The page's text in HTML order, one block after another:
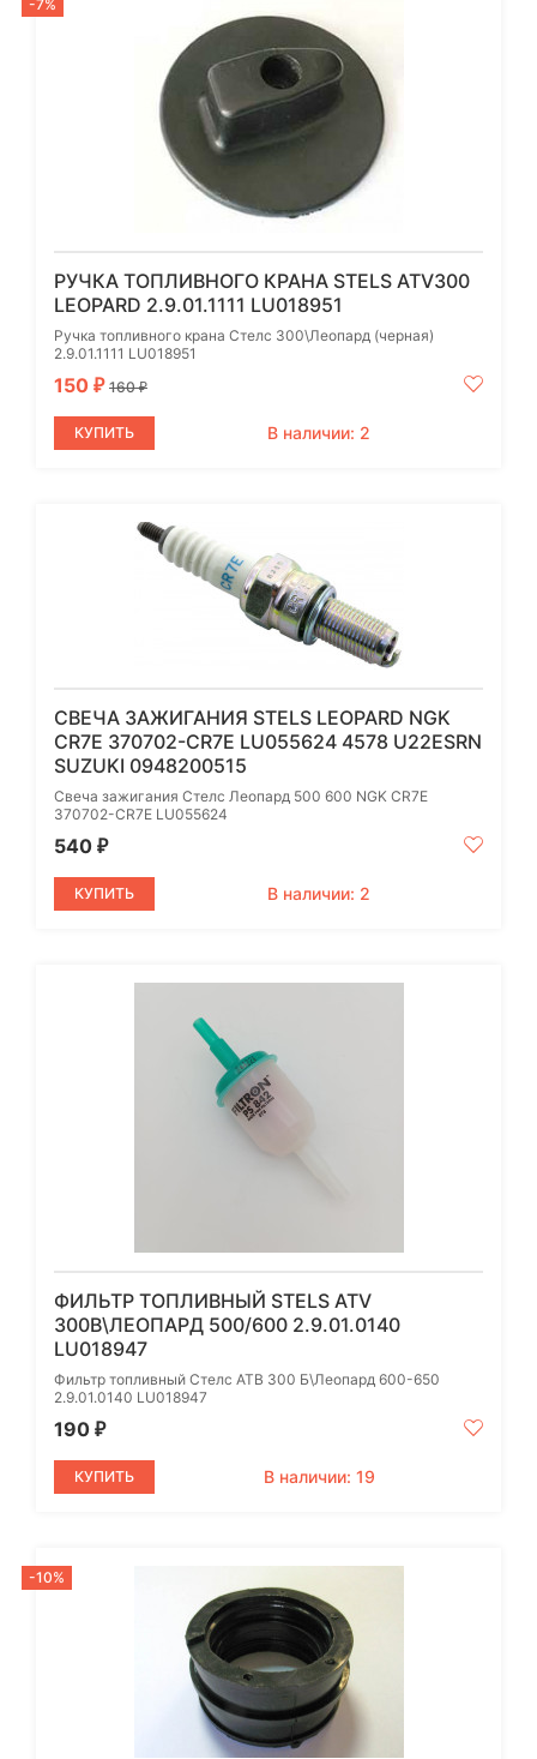
-7%
РУЧКА ТОПЛИВНОГО КРАНА STELS ATV300
LEOPARD 2.9.01.1111 LU018951
Ручка топливного крана Стелс 300\Леопард (черная)
2.9.01.1111 LU018951
150 ₽ 160₽
КУПИТЬ В наличии: 2
СВЕЧА ЗАЖИГАНИЯ STELS LEOPARD NGK
CR7E 370702-CR7E LU055624 4578 U22ESRN
SUZUKI 0948200515
Свеча зажигания Стелс Леопард 500 600 NGK CR7E
370702-CR7E LU055624
540 ₽
КУПИТЬ В наличии: 2
ФИЛЬТР ТОПЛИВНЫЙ STELS ATV
300B\ЛЕОПАРД 500/600 2.9.01.0140
LU018947
Фильтр топливный Стелс АТВ 300 Б\Леопард 600-650
2.9.01.0140 LU018947
190 ₽
КУПИТЬ В наличии: 19
-10%